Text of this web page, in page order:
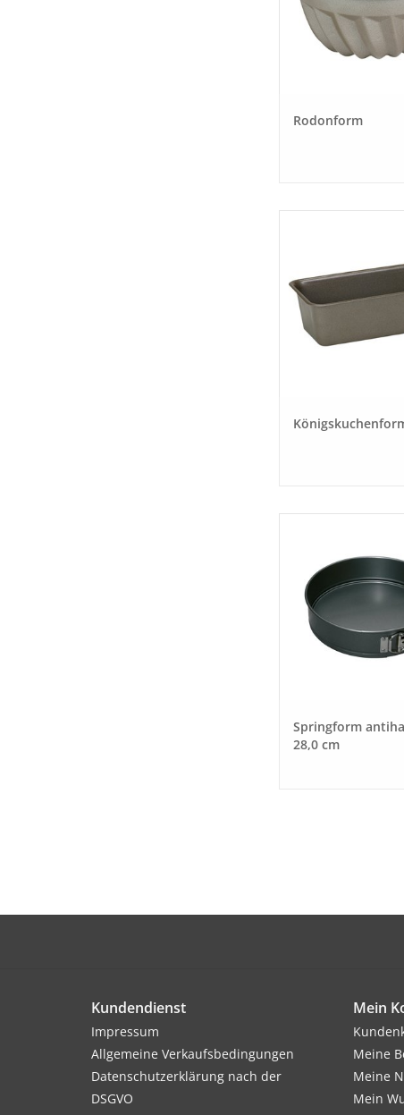
Rodonform
Springform
28,0 cm
Kundendienst
Impressum
Allgemeine Verkaufsbedingungen
Datenschutzerklärung nach der
DSGVO
Mein
Meine
Meine
Mein